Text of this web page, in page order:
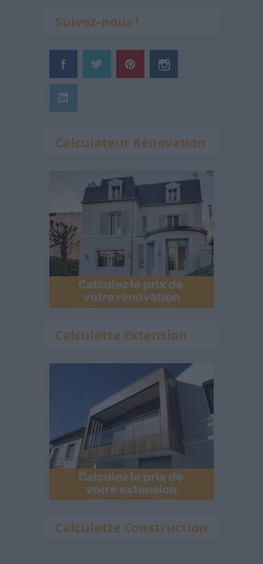
Suivez-nous !
Calculateur Rénovation
Calculette Extension
Calculette Construction